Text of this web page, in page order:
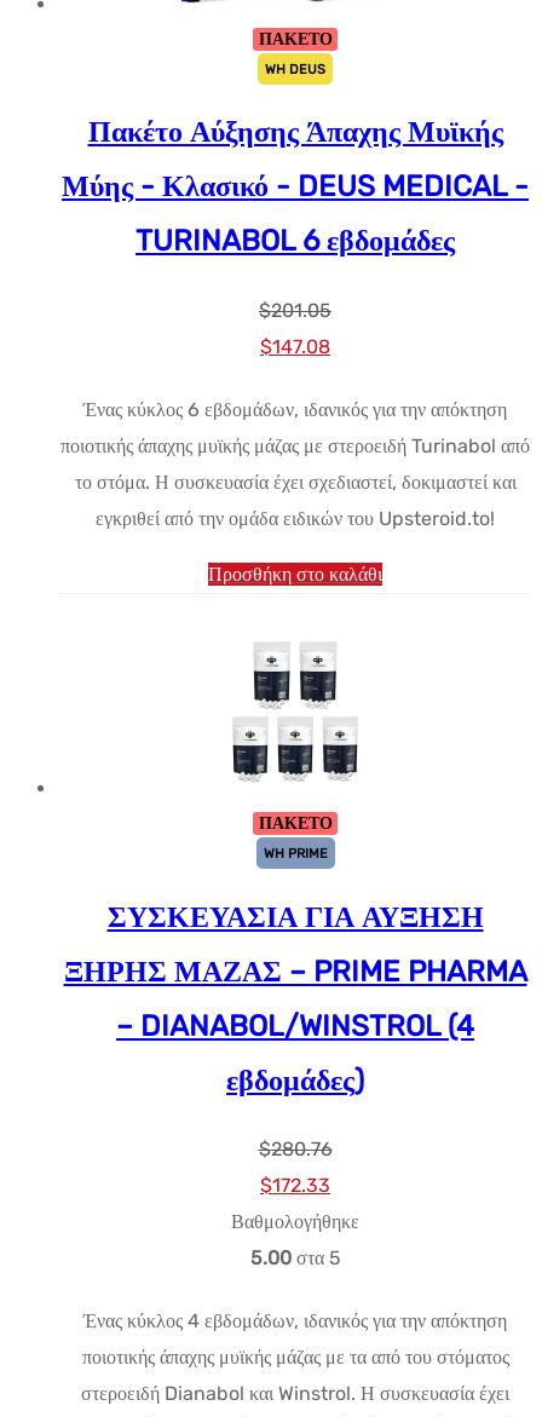
ΠΑΚΕΤΟ
WH DEUS
Πακέτο Αύξησης Άπαχης Μυϊκής
Μύης - Κλασικό - DEUS MEDICAL -
TURINABOL 6 εβδομάδες
$201.05
Αρχική
$201.05.
$147.08Η
τιμή
είναι:
$147.08.
Ένας κύκλος 6 εβδομάδων, ιδανικός για την απόκτηση
ποιοτικής άπαχης μυϊκής μάζας με στεροειδή Turinabol από
το στόμα. Η συσκευασία έχει σχεδιαστεί, δοκιμαστεί και
εγκριθεί από την ομάδα ειδικών του Upsteroid.to!
Προσθήκη στο καλάθι
ΠΑΚΕΤΟ
WH PRIME
ΣΥΣΚΕΥΑΣΙΑ ΓΙΑ ΑΥΞΗΣΗ
ΞΗΡΗΣ ΜΑΖΑΣ – PRIME PHARMA
– DIANABOL/WINSTROL (4
εβδομάδες)
$280.76
Αρχική
τιμή:
$280.76.
$172.33
τρέχουσα
τιμή
$172.33.
Βαθμολογήθηκε
5.00στα 5
Ένας κύκλος 4 εβδομάδων, ιδανικός για την απόκτηση
ποιοτικής άπαχης μυϊκής μάζας με τα από του στόματος
στεροειδή Dianabol και Winstrol. Η συσκευασία έχει